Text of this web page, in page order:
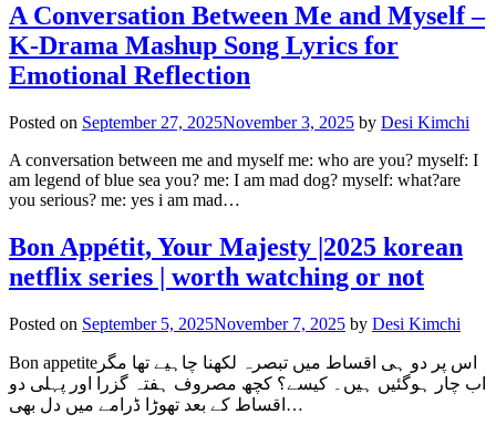
A Conversation Between Me and Myself –
K-Drama Mashup Song Lyrics for
Emotional Reflection
Posted on September 27, 2025November 3, 2025 by Desi Kimchi
A conversation between me and myself me: who are you? myself: I
am legend of blue sea you? me: I am mad dog? myself: what?are
you serious? me: yes i am mad…
Bon Appétit, Your Majesty |2025 korean
netflix series | worth watching or not
Posted on September 5, 2025November 7, 2025 by Desi Kimchi
Bon appetiteاس پر دو ہی اقساط میں تبصرہ لکھنا چاہیے تھا مگر
اب چار ہوگئیں ہیں۔ کیسے؟ کچھ مصروف ہفتہ گزرا اور پہلی دو
اقساط کے بعد تھوڑا ڈرامے میں دل بھی…